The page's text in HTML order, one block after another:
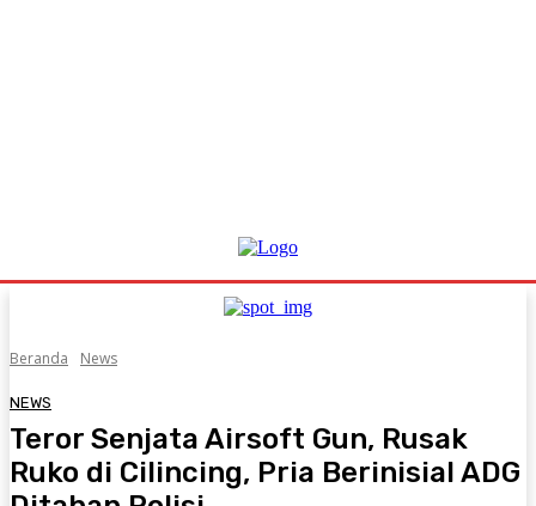
Beranda News
NEWS
Teror Senjata Airsoft Gun, Rusak
Ruko di Cilincing, Pria Berinisial ADG